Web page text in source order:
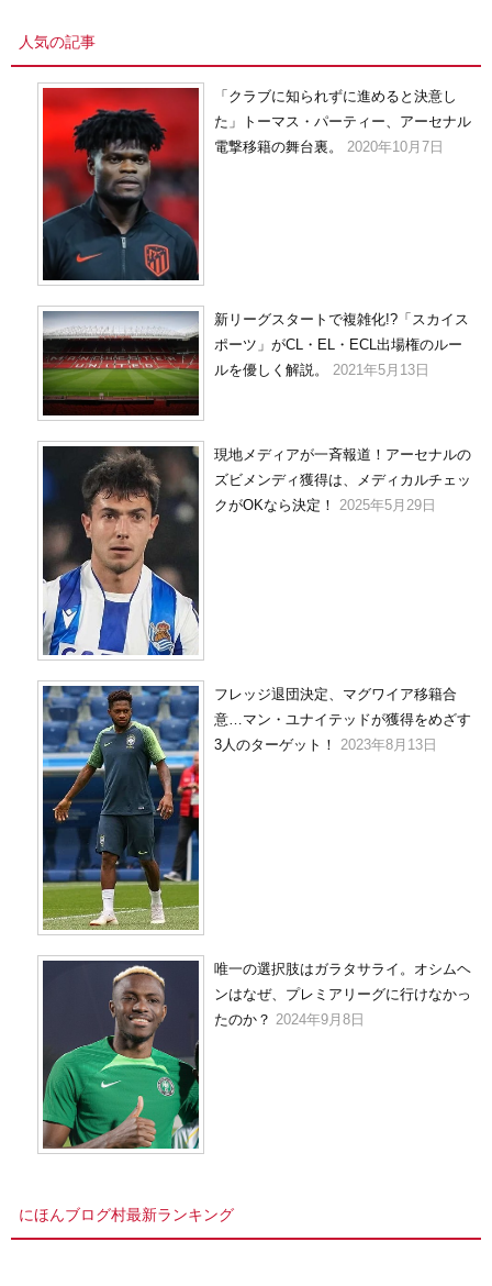
人気の記事
「クラブに知られずに進めると決意し
た」トーマス・パーティー、アーセナル
電撃移籍の舞台裏。
2020年10月7日
新リーグスタートで複雑化!?「スカイス
ポーツ」がCL・EL・ECL出場権のルー
ルを優しく解説。
2021年5月13日
現地メディアが一斉報道！アーセナルの
ズビメンディ獲得は、メディカルチェッ
クがOKなら決定！ 2025年5月29日
フレッジ退団決定、マグワイア移籍合
意…マン・ユナイテッドが獲得をめざす
3人のターゲット！
2023年8月13日
唯一の選択肢はガラタサライ。オシムヘ
ンはなぜ、プレミアリーグに行けなかっ
たのか？ 2024年9月8日
にほんブログ村最新ランキング